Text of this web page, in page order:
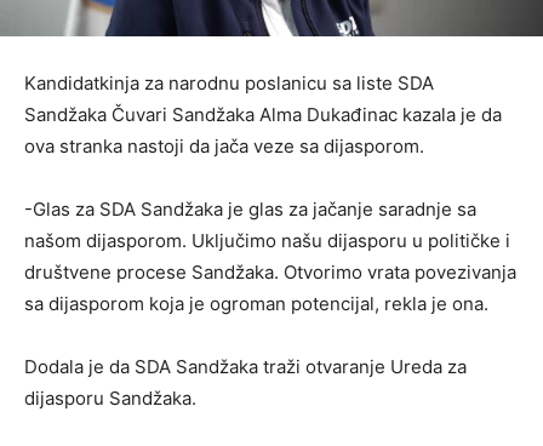
Kandidatkinja za narodnu poslanicu sa liste SDA
Sandžaka Čuvari Sandžaka Alma Dukađinac kazala je da
ova stranka nastoji da jača veze sa dijasporom.
-Glas za SDA Sandžaka je glas za jačanje saradnje sa
našom dijasporom. Uključimo našu dijasporu u političke i
društvene procese Sandžaka. Otvorimo vrata povezivanja
sa dijasporom koja je ogroman potencijal, rekla je ona.
Dodala je da SDA Sandžaka traži otvaranje Ureda za
dijasporu Sandžaka.